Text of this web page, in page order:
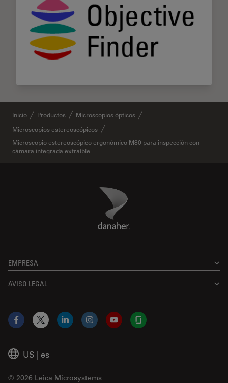
Inicio Productos
Microscopios ópticos
Microscopios estereoscópicos
Microscopio estereoscópico ergonómico M80 para inspección con
cámara integrada extraíble
Danaher Logo
EMPRESA
AVISO LEGAL
US | es
© 2026 Leica Microsystems
Facebook
X LinkedInInstagramYouTubeGlassdoor